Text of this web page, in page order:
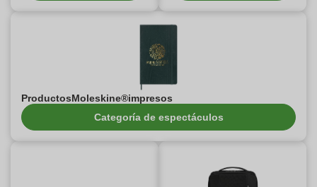
ProductosMoleskine®impresos
Categoría de espectáculos